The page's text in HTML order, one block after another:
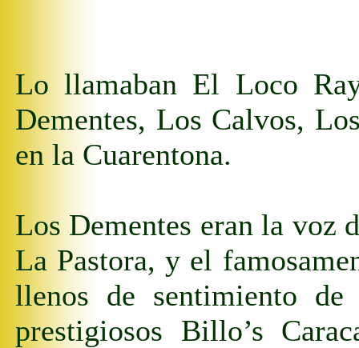
Lo llamaban El Loco
Dementes, Los Calvos,
en la Cuarentona.
Los Dementes eran la voz
La Pastora, y el
llenos de sentimiento
prestigiosos Billo’s